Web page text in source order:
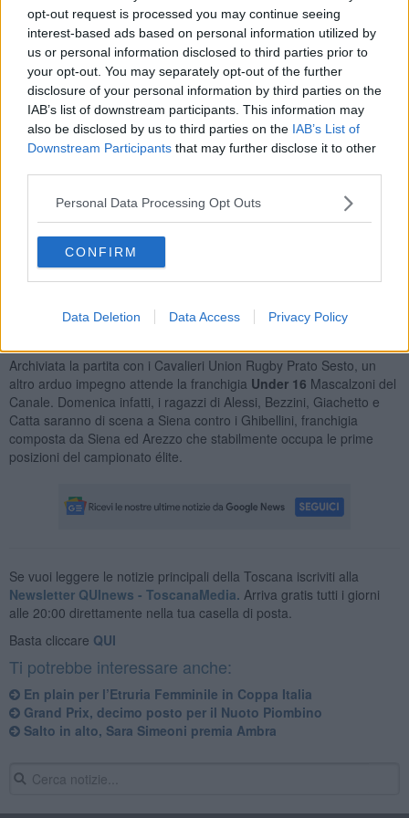
opt-out request is processed you may continue seeing
interest-based ads based on personal information utilized by
us or personal information disclosed to third parties prior to
your opt-out. You may separately opt-out of the further
disclosure of your personal information by third parties on the
IAB’s list of downstream participants. This information may
also be disclosed by us to third parties on the IAB’s List of
Downstream Participants that may further disclose it to other
Personal Data Processing Opt Outs
CONFIRM
Data Deletion Data Access Privacy Policy
molti anni di permanenza in tale categoria. Ghini si dichiara
rassicurato avendo lavorato con i ragazzi tutta la settimana per
migliorare gli aspetti emersi dalle due scorse amichevoli, come il
consolidamento del punto di incontro ed il mantenimento del
possesso dalle fasi statiche.
Partita decisiva per iMascalzoni del Canale Under 18che
domenica si scontreranno al Venturelli alle 12.30 contro i Titani. La
squadra allenata da Volpi, Pizzi, Ceccherelli e Tagliaferro si
giocherà l’accesso alle semifinali, andata e ritorno, contro la prima
classificata del secondo girone per potersi poi contendere
l’ammissione al girone interregionale. Dopo la vittoria di domenica 6
Ottobre contro il Granducato, franchigia livornese composta dai
neroverdi scenderanno in campo determinati a battersi per
Archiviata la partita con i Cavalieri Union Rugby Prato Sesto, un
altro arduo impegno attende la franchigia Under 16 Mascalzoni del
Canale. Domenica infatti, i ragazzi di Alessi, Bezzini, Giachetto e
Catta saranno di scena a Siena contro i Ghibellini, franchigia
composta da Siena ed Arezzo che stabilmente occupa le prime
posizioni del campionato élite.
Se vuoi leggere le notizie principali della Toscana iscriviti alla
Newsletter QUInews - ToscanaMedia. Arriva gratis tutti i giorni
alle 20:00 direttamente nella tua casella di posta.
Basta cliccare QUI
Ti potrebbe interessare anche:
En plain per l’Etruria Femminile in Coppa Italia
Grand Prix, decimo posto per il Nuoto Piombino
Salto in alto, Sara Simeoni premia Ambra